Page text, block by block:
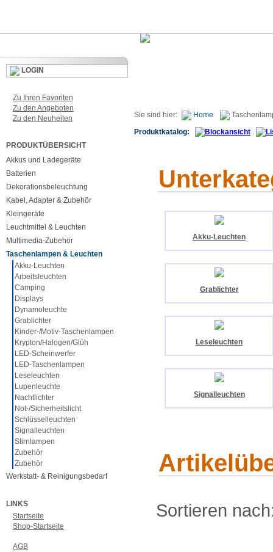
LOGIN
Zu Ihren Favoriten
Zu den Angeboten
Zu den Neuheiten
PRODUKTÜBERSICHT
Akkus und Ladegeräte
Batterien
Dekorationsbeleuchtung
Kabel, Adapter & Zubehör
Kleingeräte
Leuchtmittel & Leuchten
Multimedia-Zubehör
Taschenlampen & Leuchten
Akku-Leuchten
Arbeitsleuchten
Camping
Displays
Dynamoleuchte
Grablichter
Kinder-/Motiv-Taschenlampen
Krypton/Halogen/Glüh
LED-Scheinwerfer
LED-Taschenlampen
Leseleuchten
Lupenleuchte
Nachtlichter
Not-/Sicherheitslicht
Schlüsselleuchten
Signalleuchten
Stirnlampen
Zubehör
Zubehör
Werkstatt- & Reinigungsbedarf
LINKS
Startseite
Shop-Startseite
AGB
Sie sind hier: Home
Produktkatalog:
Akku-Leuchten
Grablichter
Leseleuchten
Signalleuchten
Sortieren